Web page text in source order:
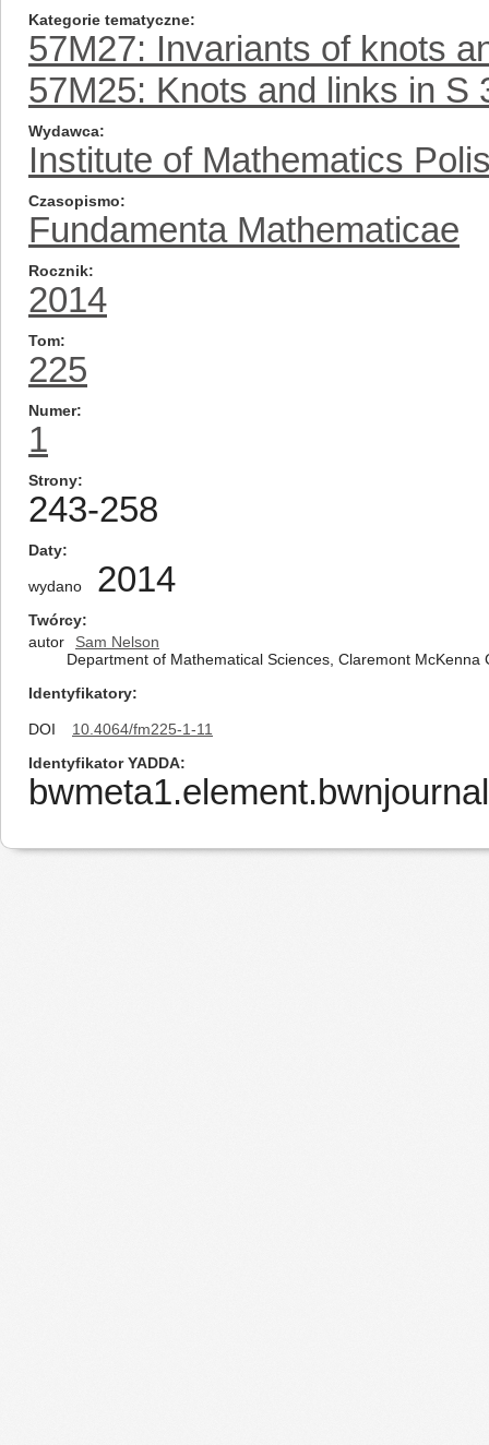
Kategorie tematyczne
57M27: Invariants of knots
57M25: Knots and links in S
Wydawca
Institute of Mathematics
Czasopismo
Fundamenta Mathematicae
Rocznik
2014
Tom
225
Numer
1
Strony
243-258
Daty
wydano 2014
Twórcy
autor
Sam Nelson
Department of Mathematical Sciences, Claremont
Identyfikatory
DOI
10.4064/fm225-1-11
Identyfikator YADDA